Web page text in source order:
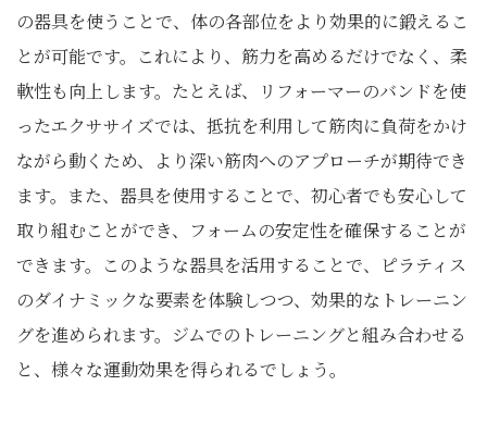
の器具を使うことで、体の各部位をより効果的に鍛えるこ
とが可能です。これにより、筋力を高めるだけでなく、柔
軟性も向上します。たとえば、リフォーマーのバンドを使
ったエクササイズでは、抵抗を利用して筋肉に負荷をかけ
ながら動くため、より深い筋肉へのアプローチが期待でき
ます。また、器具を使用することで、初心者でも安心して
取り組むことができ、フォームの安定性を確保することが
できます。このような器具を活用することで、ピラティス
のダイナミックな要素を体験しつつ、効果的なトレーニン
グを進められます。ジムでのトレーニングと組み合わせる
と、様々な運動効果を得られるでしょう。